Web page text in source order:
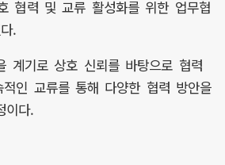
협력 및 교류 활성화를 위한 업무협
.
계기로 상호 신뢰를 바탕으로 협력
인 교류를 통해 다양한 협력 방안을
이다.